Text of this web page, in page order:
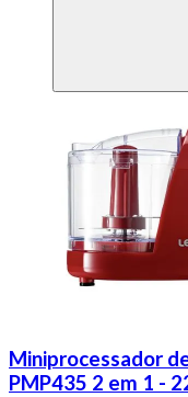
Miniprocessador
PMP435 2 em 1 -